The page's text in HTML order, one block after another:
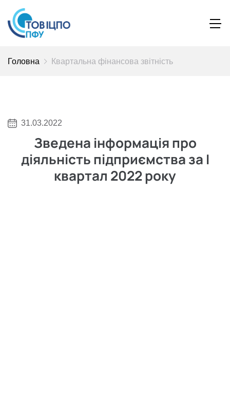
Головна Квартальна фінансова звітність
31.03.2022
Зведена інформація про
діяльність підприємства за I
квартал 2022 року